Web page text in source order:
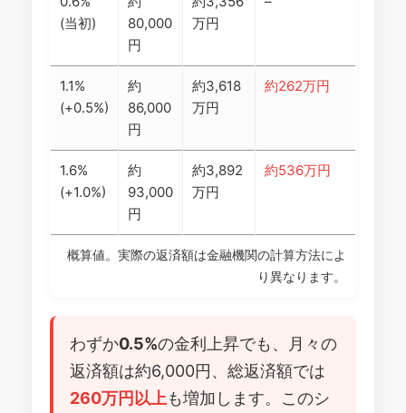
(当初)
80,000
円
万円
1.1%
(+0.5%)
約
86,000
円
約3,618
万円
約262万円
1.6%
(+1.0%)
約
93,000
円
約3,892
万円
約536万円
概算値。実際の返済額は金融機関の計算方法によ
り異なります。
わずか0.5%の金利上昇でも、月々の
返済額は約6,000円、総返済額では
260万円以上も増加します。このシ